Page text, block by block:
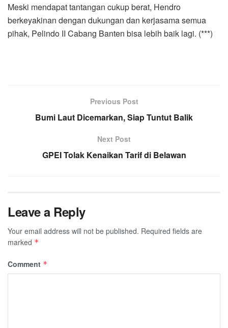
Meski mendapat tantangan cukup berat, Hendro
berkeyakinan dengan dukungan dan kerjasama semua
pihak, Pelindo II Cabang Banten bisa lebih baik lagi. (***)
Previous Post
Bumi Laut Dicemarkan, Siap Tuntut Balik
Next Post
GPEI Tolak Kenaikan Tarif di Belawan
Leave a Reply
Your email address will not be published. Required fields are
marked *
Comment *